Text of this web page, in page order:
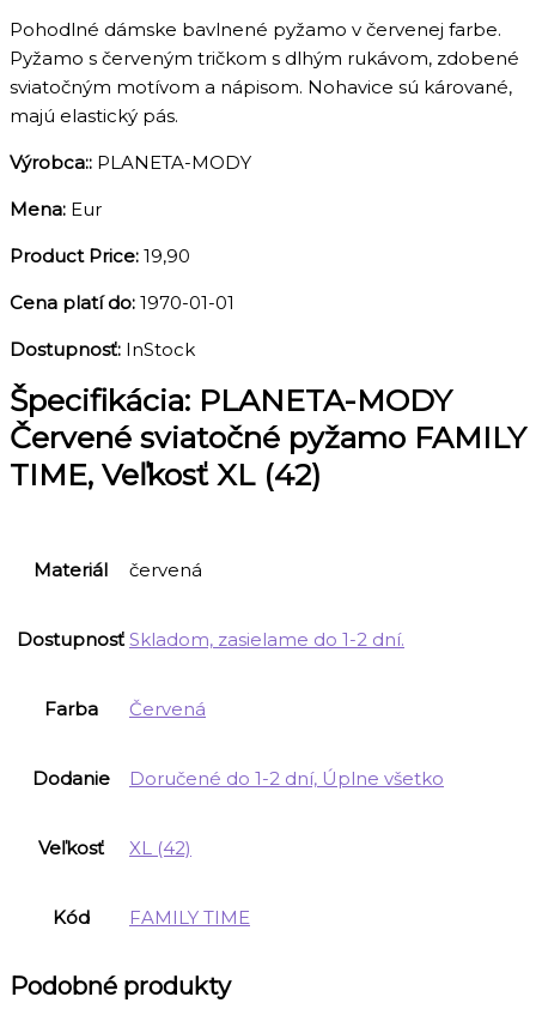
Pohodlné dámske bavlnené pyžamo v červenej farbe.
Pyžamo s červeným tričkom s dlhým rukávom, zdobené
sviatočným motívom a nápisom. Nohavice sú kárované,
majú elastický pás.
Výrobca:: PLANETA-MODY
Mena: Eur
Product Price: 19,90
Cena platí do: 1970-01-01
Dostupnosť: InStock
Špecifikácia: PLANETA-MODY
Červené sviatočné pyžamo FAMILY
TIME, Veľkosť XL (42)
Materiál červená
Dostupnosť Skladom, zasielame do 1-2 dní.
Farba Červená
Dodanie Doručené do 1-2 dní, Úplne všetko
Veľkosť XL (42)
Kód FAMILY TIME
Podobné produkty